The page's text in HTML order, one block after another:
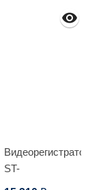
Видеорегистратор
ST-